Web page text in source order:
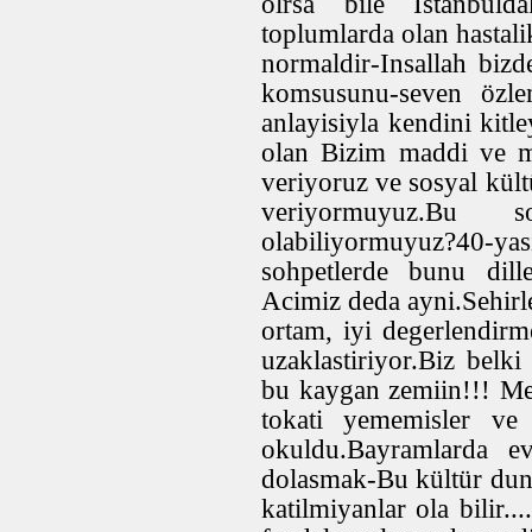
toplumlarda olan
normaldir-Insallah
komsusunu-seven
anlayisiyla kendini
olan Bizim maddi ve
veriyoruz ve sosyal
veriyormuyuz.Bu
olabiliyormuyuz?40-
sohpetlerde bunu
Acimiz deda
ortam, iyi
uzaklastiriyor.Biz
bu kaygan zemiin!!!
tokati yememisler
okuldu.Bayramlarda
dolasmak-Bu kültür
katilmiyanlar ola